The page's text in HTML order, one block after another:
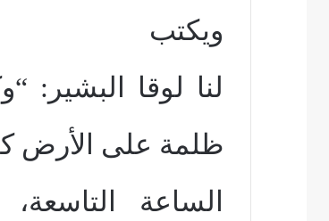
ويكتب
لنا لوقا البشير:
ظلمة على الأرض
الساعة